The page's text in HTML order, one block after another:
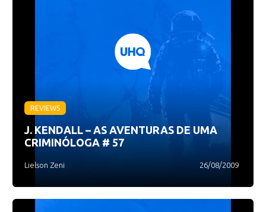
REVIEWS
J. KENDALL – AS AVENTURAS DE UMA
CRIMINÓLOGA # 57
Lielson Zeni 26/08/2009